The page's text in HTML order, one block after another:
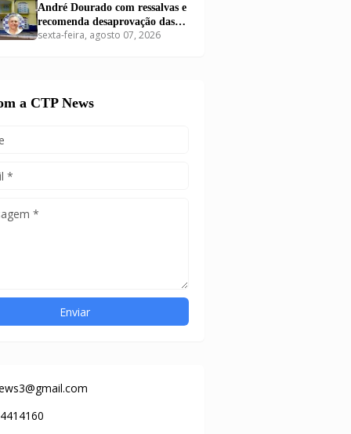
André Dourado com ressalvas e
recomenda desaprovação das
contas de Dr. Airton
sexta-feira, agosto 07, 2026
a CTP News